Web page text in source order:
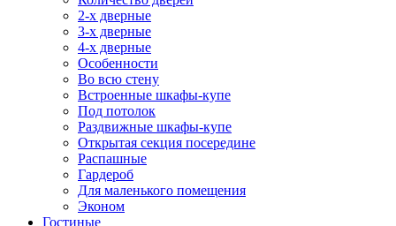
2-х дверные
3-х дверные
4-х дверные
Особенности
Во всю стену
Встроенные шкафы-купе
Под потолок
Раздвижные шкафы-купе
Открытая секция посередине
Распашные
Гардероб
Для маленького помещения
Эконом
Гостиные